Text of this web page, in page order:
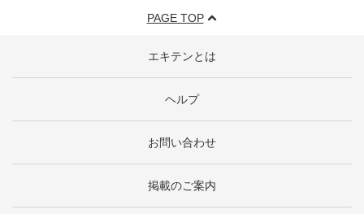
PAGE TOP
エキテンとは
ヘルプ
お問い合わせ
掲載のご案内